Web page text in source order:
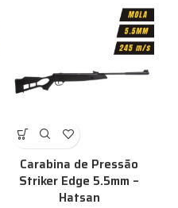
Carabina de Pressão
Striker Edge 5.5mm –
Hatsan